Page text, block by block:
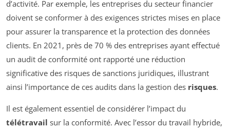
d’activité. Par exemple, les entreprises du secteur financier
doivent se conformer à des exigences strictes mises en place
pour assurer la transparence et la protection des données
clients. En 2021, près de 70 % des entreprises ayant effectué
un audit de conformité ont rapporté une réduction
significative des risques de sanctions juridiques, illustrant
ainsi l’importance de ces audits dans la gestion des risques.
Il est également essentiel de considérer l’impact du
télétravail sur la conformité. Avec l’essor du travail hybride,